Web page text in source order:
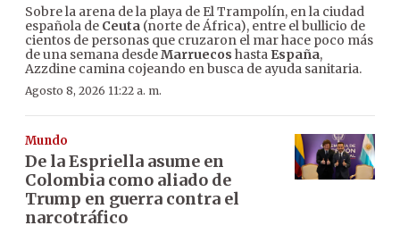
Sobre la arena de la playa de El Trampolín, en la ciudad
española de Ceuta (norte de África), entre el bullicio de
cientos de personas que cruzaron el mar hace poco más
de una semana desdeMarruecos hasta España,
Azzdine camina cojeando en busca de ayuda sanitaria.
Agosto 8, 2026 11:22 a. m.
Mundo
De la Espriella asume en
Colombia como aliado de
Trump en guerra contra el
narcotráfico